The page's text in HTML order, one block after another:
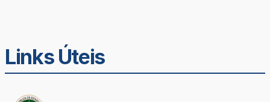
Links Úteis